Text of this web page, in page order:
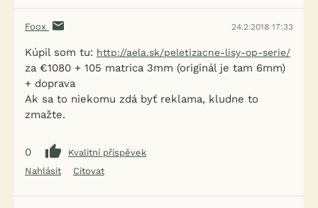
Foox 24.2.2018 17:33
Kúpil som tu: http://aela.sk/peletizacne-lisy-op-serie/
za €1080 + 105 matrica 3mm (originál je tam 6mm)
+ doprava
Ak sa to niekomu zdá byť reklama, kludne to
zmažte.
0
Kvalitní příspěvek
Nahlásit
Citovat